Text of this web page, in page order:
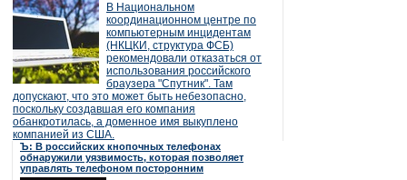
В Национальном
координационном центре по
компьютерным инцидентам
(НКЦКИ, структура ФСБ)
рекомендовали отказаться от
использования российского
браузера "Спутник". Там
допускают, что это может быть небезопасно,
поскольку создавшая его компания
обанкротилась, а доменное имя выкуплено
компанией из США.
Ъ: В российских кнопочных телефонах
обнаружили уязвимость, которая позволяет
управлять телефоном посторонним